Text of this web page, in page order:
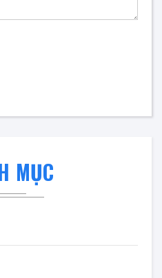
MỤC